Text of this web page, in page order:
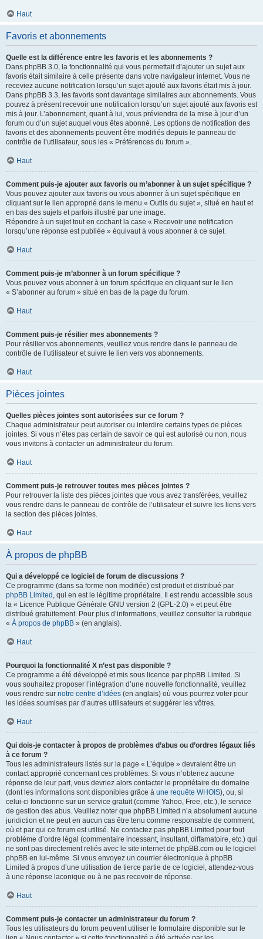
Haut
Favoris et abonnements
Quelle est la différence entre les favoris et les abonnements ?
Dans phpBB 3.0, la fonctionnalité qui vous permettait d’ajouter un sujet aux
favoris était similaire à celle présente dans votre navigateur internet. Vous ne
receviez aucune notification lorsqu’un sujet ajouté aux favoris était mis à jour.
Dans phpBB 3.3, les favoris sont davantage similaires aux abonnements. Vous
pouvez à présent recevoir une notification lorsqu’un sujet ajouté aux favoris est
mis à jour. L’abonnement, quant à lui, vous préviendra de la mise à jour d’un
forum ou d’un sujet auquel vous êtes abonné. Les options de notification des
favoris et des abonnements peuvent être modifiés depuis le panneau de
contrôle de l’utilisateur, sous les « Préférences du forum ».
Haut
Comment puis-je ajouter aux favoris ou m’abonner à un sujet spécifique ?
Vous pouvez ajouter aux favoris ou vous abonner à un sujet spécifique en
cliquant sur le lien approprié dans le menu « Outils du sujet », situé en haut et
en bas des sujets et parfois illustré par une image.
Répondre à un sujet tout en cochant la case « Recevoir une notification
lorsqu’une réponse est publiée » équivaut à vous abonner à ce sujet.
Haut
Comment puis-je m’abonner à un forum spécifique ?
Vous pouvez vous abonner à un forum spécifique en cliquant sur le lien
« S’abonner au forum » situé en bas de la page du forum.
Haut
Comment puis-je résilier mes abonnements ?
Pour résilier vos abonnements, veuillez vous rendre dans le panneau de
contrôle de l’utilisateur et suivre le lien vers vos abonnements.
Haut
Pièces jointes
Quelles pièces jointes sont autorisées sur ce forum ?
Chaque administrateur peut autoriser ou interdire certains types de pièces
jointes. Si vous n’êtes pas certain de savoir ce qui est autorisé ou non, nous
vous invitons à contacter un administrateur du forum.
Haut
Comment puis-je retrouver toutes mes pièces jointes ?
Pour retrouver la liste des pièces jointes que vous avez transférées, veuillez
vous rendre dans le panneau de contrôle de l’utilisateur et suivre les liens vers
la section des pièces jointes.
Haut
À propos de phpBB
Qui a développé ce logiciel de forum de discussions ?
Ce programme (dans sa forme non modifiée) est produit et distribué par
phpBB Limited , qui en est le légitime propriétaire. Il est rendu accessible sous
la « Licence Publique Générale GNU version 2 (GPL-2.0) » et peut être
distribué gratuitement. Pour plus d’informations, veuillez consulter la rubrique
« À propos de phpBB » (en anglais).
Haut
Pourquoi la fonctionnalité X n’est pas disponible ?
Ce programme a été développé et mis sous licence par phpBB Limited. Si
vous souhaitez proposer l’intégration d’une nouvelle fonctionnalité, veuillez
vous rendre sur notre centre d’idées (en anglais) où vous pourrez voter pour
les idées soumises par d’autres utilisateurs et suggérer les vôtres.
Haut
Qui dois-je contacter à propos de problèmes d’abus ou d’ordres légaux liés
à ce forum ?
Tous les administrateurs listés sur la page « L’équipe » devraient être un
contact approprié concernant ces problèmes. Si vous n’obtenez aucune
réponse de leur part, vous devriez alors contacter le propriétaire du domaine
(dont les informations sont disponibles grâce à une requête WHOIS), ou, si
celui-ci fonctionne sur un service gratuit (comme Yahoo, Free, etc.), le service
de gestion des abus. Veuillez noter que phpBB Limited n’a absolument aucune
juridiction et ne peut en aucun cas être tenu comme responsable de comment,
où et par qui ce forum est utilisé. Ne contactez pas phpBB Limited pour tout
problème d’ordre légal (commentaire incessant, insultant, diffamatoire, etc.) qui
ne sont pas directement reliés avec le site internet de phpBB.com ou le logiciel
phpBB en lui-même. Si vous envoyez un courrier électronique à phpBB
Limited à propos d’une utilisation de tierce partie de ce logiciel, attendez-vous
à une réponse laconique ou à ne pas recevoir de réponse.
Haut
Comment puis-je contacter un administrateur du forum ?
Tous les utilisateurs du forum peuvent utiliser le formulaire disponible sur le